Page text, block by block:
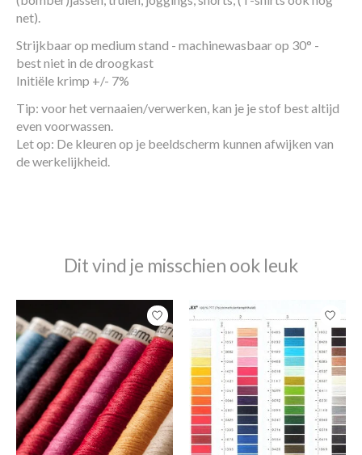
net).
Strijkbaar op medium stand - machinewasbaar op 30° -
best niet in de droogkast
Initiële krimp +/- 7%
Tip: voor het vernaaien/verwerken, kan je je stof best altijd
even voorwassen.
Let op: De kleuren op je beeldscherm kunnen afwijken van
de werkelijkheid.
Dit vind je misschien ook leuk
Items van productcarrousel